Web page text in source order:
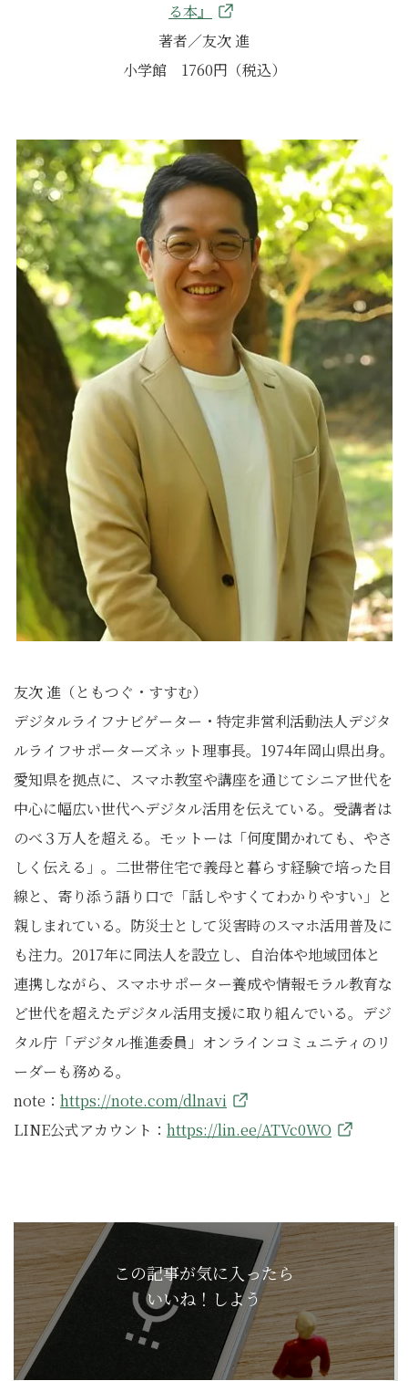
る本』
著者／友次 進
小学館 1760円（税込）
友次 進（ともつぐ・すすむ）
デジタルライフナビゲーター・特定非営利活動法人デジタ
ルライフサポーターズネット理事長。1974年岡山県出身。
愛知県を拠点に、スマホ教室や講座を通じてシニア世代を
中心に幅広い世代へデジタル活用を伝えている。受講者は
のべ３万人を超える。モットーは「何度聞かれても、やさ
しく伝える」。二世帯住宅で義母と暮らす経験で培った目
線と、寄り添う語り口で「話しやすくてわかりやすい」と
親しまれている。防災士として災害時のスマホ活用普及に
も注力。2017年に同法人を設立し、自治体や地域団体と
連携しながら、スマホサポーター養成や情報モラル教育な
ど世代を超えたデジタル活用支援に取り組んでいる。デジ
タル庁「デジタル推進委員」オンラインコミュニティのリ
ーダーも務める。
note： https://note.com/dlnavi
LINE公式アカウント： https://lin.ee/ATVc0WO
この記事が気に入ったら
いいね！しよう